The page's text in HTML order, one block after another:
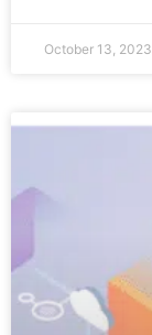
October 13, 2023